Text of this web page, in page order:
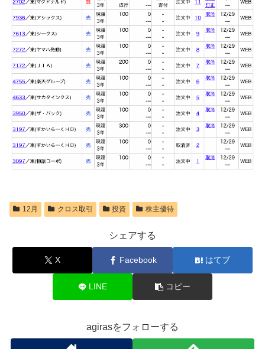
12月 クロス取引 投資 株主優待
シェアする
X Facebook はてブ
LINE コピー
agirasをフォローする